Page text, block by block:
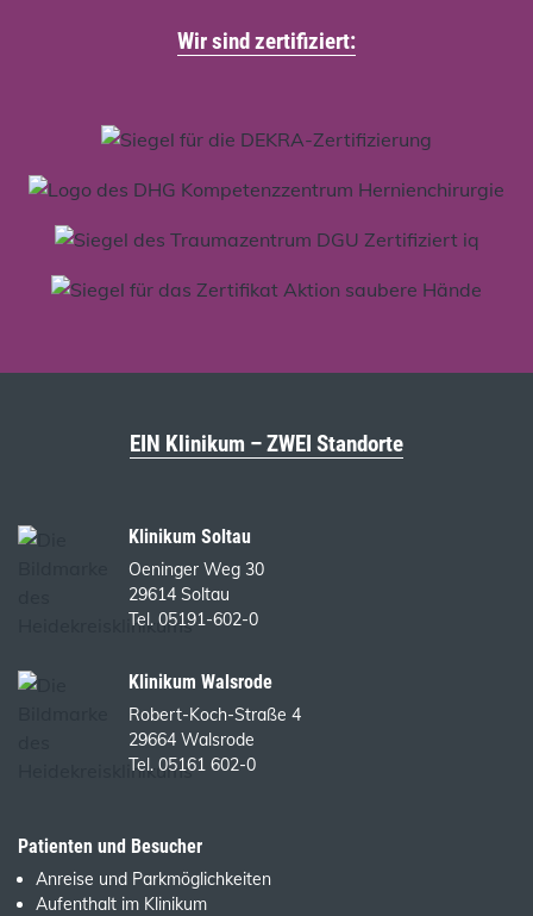
Wir sind zertifiziert:
EIN Klinikum – ZWEI Standorte
Klinikum Soltau
Oeninger Weg 30
29614 Soltau
Tel. 05191-602-0
Klinikum Walsrode
Robert-Koch-Straße 4
29664 Walsrode
Tel. 05161 602-0
Patienten und Besucher
Anreise und Parkmöglichkeiten
Aufenthalt im Klinikum